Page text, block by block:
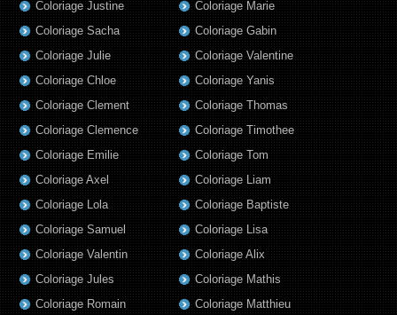
Coloriage Justine
Coloriage Sacha
Coloriage Julie
Coloriage Chloe
Coloriage Clement
Coloriage Clemence
Coloriage Emilie
Coloriage Axel
Coloriage Lola
Coloriage Samuel
Coloriage Valentin
Coloriage Jules
Coloriage Romain
Coloriage Marie
Coloriage Gabin
Coloriage Valentine
Coloriage Yanis
Coloriage Thomas
Coloriage Timothee
Coloriage Tom
Coloriage Liam
Coloriage Baptiste
Coloriage Lisa
Coloriage Alix
Coloriage Mathis
Coloriage Matthieu